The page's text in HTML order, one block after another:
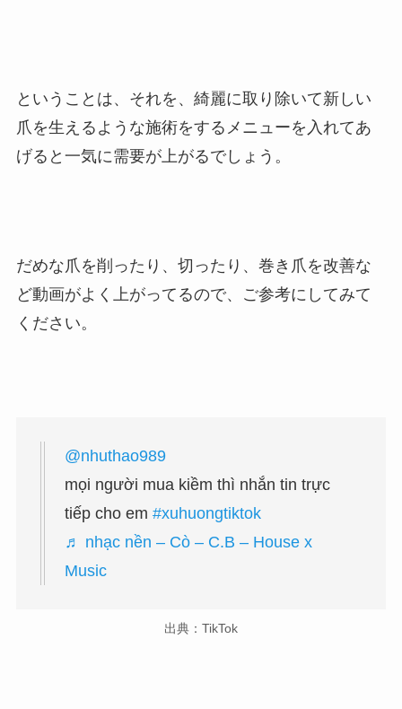
ということは、それを、綺麗に取り除いて新しい
爪を生えるような施術をするメニューを入れてあ
げると一気に需要が上がるでしょう。
だめな爪を削ったり、切ったり、巻き爪を改善な
ど動画がよく上がってるので、ご参考にしてみて
ください。
@nhuthao989
mọi người mua kiềm thì nhắn tin trực
tiếp cho em #xuhuongtiktok
♬ nhạc nền – Cò – C.B – House x
Music
出典：TikTok